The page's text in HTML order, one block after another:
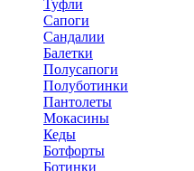
Туфли
Сапоги
Сандалии
Балетки
Полусапоги
Полуботинки
Пантолеты
Мокасины
Кеды
Ботфорты
Ботинки